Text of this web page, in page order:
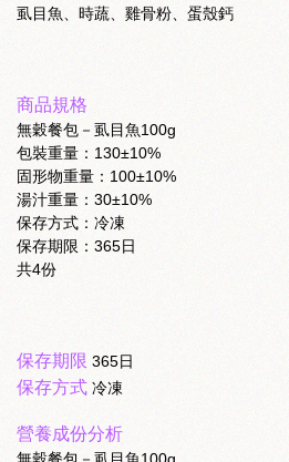
虱目魚、時蔬、雞骨粉、蛋殼鈣
商品規格
無穀餐包－虱目魚100g
包裝重量：130±10%
固形物重量：100±10%
湯汁重量：30±10%
保存方式：冷凍
保存期限：365日
共4份
保存期限 365日
保存方式 冷凍
營養成份分析